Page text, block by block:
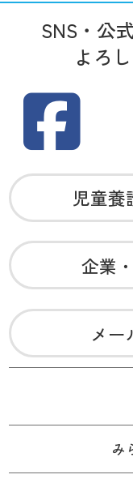
SNS・公
よろ
児童養
企業
メー
み